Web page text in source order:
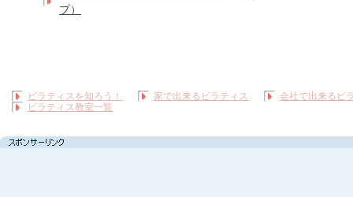
プ）
ピラティスを知ろう！ 家で出来るピラティス
会社で出来るピ
ピラティス教室一覧